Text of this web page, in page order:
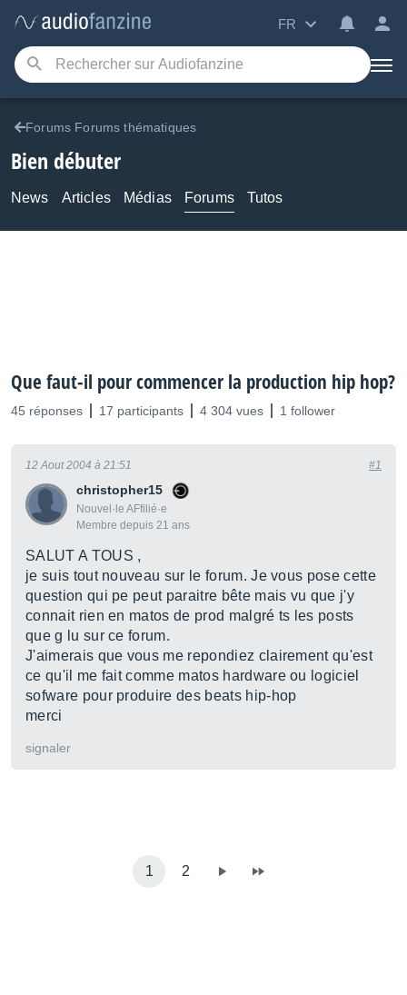
FR
Forums Forums thématiques
Bien débuter
News Articles Médias Forums Tutos
Que faut-il pour commencer la production hip hop?
45 réponses 17 participants 4 304 vues 1 follower
christopher15
Nouvel·le AFfilié·e
Membre depuis 21 ans
12 Aout 2004 à 21:51 #1
SALUT A TOUS ,
je suis tout nouveau sur le forum. Je vous pose cette
question qui pe peut paraitre bête mais vu que j'y
connait rien en matos de prod malgré ts les posts
que g lu sur ce forum.
J'aimerais que vous me repondiez clairement qu'est
ce qu'il me fait comme matos hardware ou logiciel
sofware pour produire des beats hip-hop
merci
signaler
1 2